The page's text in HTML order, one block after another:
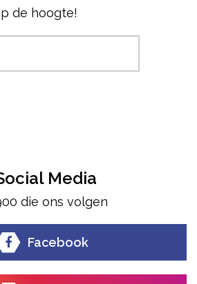
de hoogte!
Media
die ons volgen
Facebook